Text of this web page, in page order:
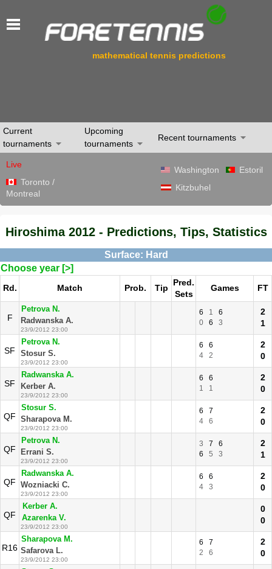
mathematical tennis predictions
Current
tournaments
Upcoming
tournaments
Recent tournaments
Live
Toronto /
Montreal
Washington
Estoril
Kitzbuhel
Hiroshima 2012 - Predictions, Tips, Statistics
Surface: Hard
Choose year [>]
Rd. Match Prob. Tip
Pred.
Sets
Games FT
F
Petrova N.
Radwanska A.
23/9/2012 23:00
6 1
6
0
6 3
2
1
SF
Petrova N.
Stosur S.
23/9/2012 23:00
6
6
4
2
2
0
SF
Radwanska A.
Kerber A.
23/9/2012 23:00
6
6
1
1
2
0
QF
Stosur S.
Sharapova M.
23/9/2012 23:00
6
7
4
6
2
0
QF
Petrova N.
Errani S.
23/9/2012 23:00
3 7
6
6
5 3
2
1
QF
Radwanska A.
Wozniacki C.
23/9/2012 23:00
6
6
4
3
2
0
QF
Kerber A.
Azarenka V.
23/9/2012 23:00
0
0
R16
Sharapova M.
Safarova L.
23/9/2012 23:00
6
7
2
6
2
0